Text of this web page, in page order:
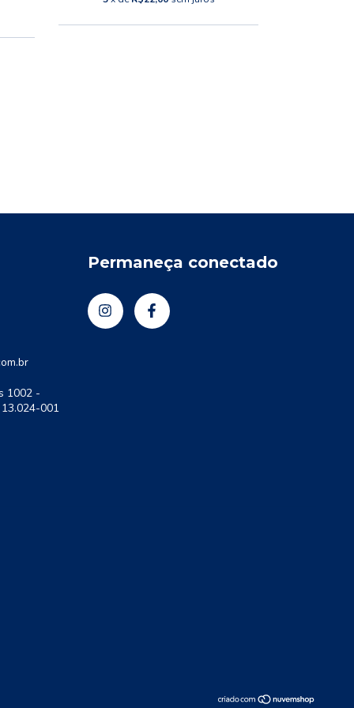
1002 -
001
Permaneça conectado